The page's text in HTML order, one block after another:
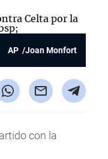
AP /Joan Monfort
con la